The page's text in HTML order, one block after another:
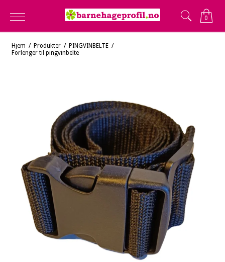
0
Hjem / Produkter / PINGVINBELTE /
Forlenger til pingvinbelte